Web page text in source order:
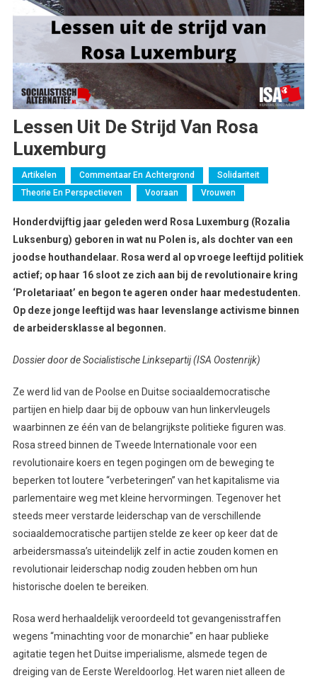
Lessen Uit De Strijd Van Rosa
Luxemburg
Artikelen Commentaar En Achtergrond
Solidariteit
Theorie En Perspectieven
Vooraan Vrouwen
Honderdvijftig jaar geleden werd Rosa Luxemburg (Rozalia
Luksenburg) geboren in wat nu Polen is, als dochter van een
joodse houthandelaar. Rosa werd al op vroege leeftijd politiek
actief; op haar 16 sloot ze zich aan bij de revolutionaire kring
‘Proletariaat’ en begon te ageren onder haar medestudenten.
Op deze jonge leeftijd was haar levenslange activisme binnen
de arbeidersklasse al begonnen.
Dossier door de Socialistische Linksepartij (ISA Oostenrijk)
Ze werd lid van de Poolse en Duitse sociaaldemocratische
partijen en hielp daar bij de opbouw van hun linkervleugels
waarbinnen ze één van de belangrijkste politieke figuren was.
Rosa streed binnen de Tweede Internationale voor een
revolutionaire koers en tegen pogingen om de beweging te
beperken tot loutere “verbeteringen” van het kapitalisme via
parlementaire weg met kleine hervormingen. Tegenover het
steeds meer verstarde leiderschap van de verschillende
sociaaldemocratische partijen stelde ze keer op keer dat de
arbeidersmassa’s uiteindelijk zelf in actie zouden komen en
revolutionair leiderschap nodig zouden hebben om hun
historische doelen te bereiken.
Rosa werd herhaaldelijk veroordeeld tot gevangenisstraffen
wegens “minachting voor de monarchie” en haar publieke
agitatie tegen het Duitse imperialisme, alsmede tegen de
dreiging van de Eerste Wereldoorlog. Het waren niet alleen de